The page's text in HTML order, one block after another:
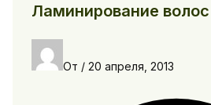
Ламинирование
От / 20 апреля, 2013